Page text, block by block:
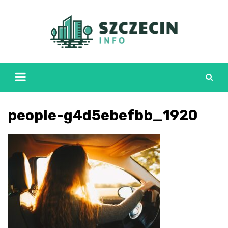
people-g4d5ebefbb_1920